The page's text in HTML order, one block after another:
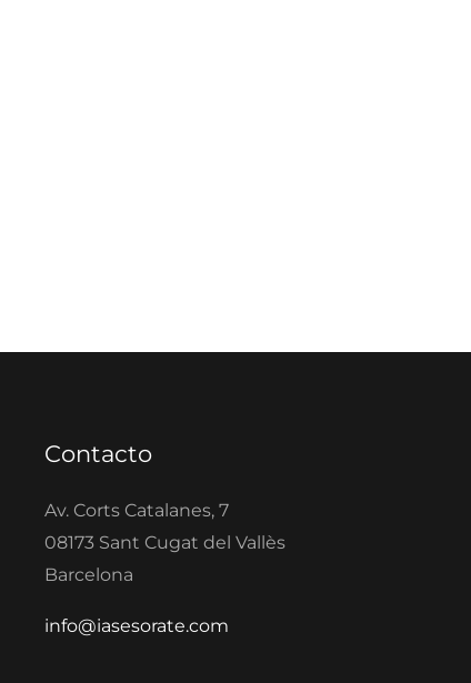
Contacto
Av. Corts Catalanes, 7
08173 Sant Cugat del Vallès
Barcelona
info@iasesorate.com